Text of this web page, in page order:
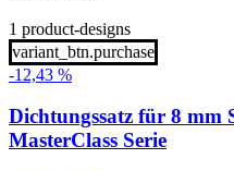
1 product-designs
variant_btn.purchase
-12,43 %
Dichtungssatz für 8 mm
MasterClass Serie